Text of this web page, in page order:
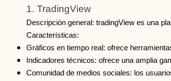
1. TradingView
Descripción general: tradingView es una
Características:
Gráficos en tiempo real: ofrece
Indicadores técnicos: ofrece una amplia
Comunidad de medios sociales: los